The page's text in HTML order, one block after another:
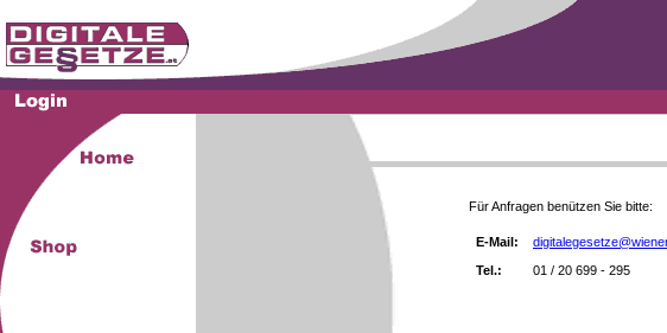
Für Anfragen benützen Sie bitte:
E-Mail:
Tel.:
01 / 20 699 - 295